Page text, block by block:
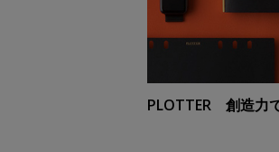
PLOTTER 創造力